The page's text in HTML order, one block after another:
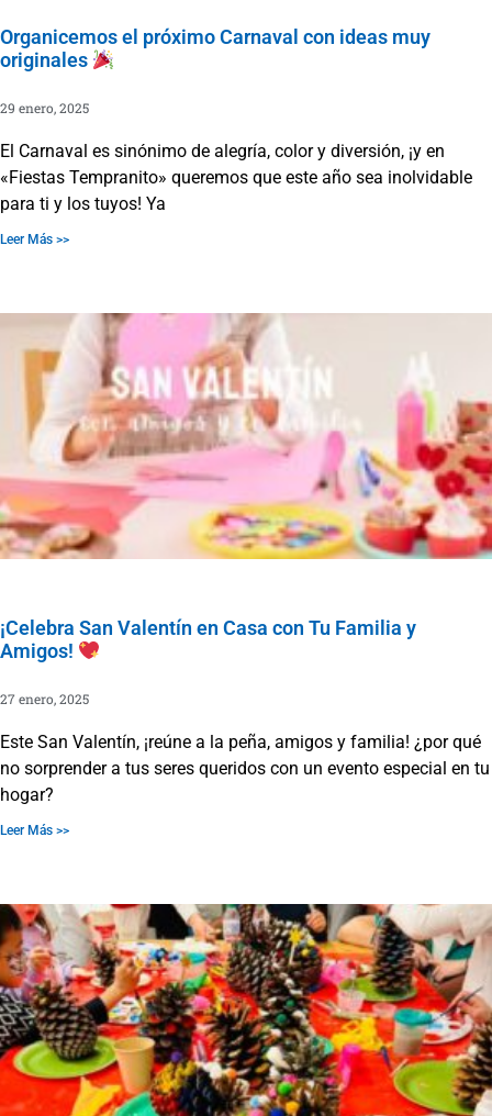
Organicemos el próximo Carnaval con ideas muy
originales
29 enero, 2025
El Carnaval es sinónimo de alegría, color y diversión, ¡y en
«Fiestas Tempranito» queremos que este año sea inolvidable
para ti y los tuyos! Ya
Leer Más >>
¡Celebra San Valentín en Casa con Tu Familia y
Amigos!
27 enero, 2025
Este San Valentín, ¡reúne a la peña, amigos y familia! ¿por qué
no sorprender a tus seres queridos con un evento especial en tu
hogar?
Leer Más >>